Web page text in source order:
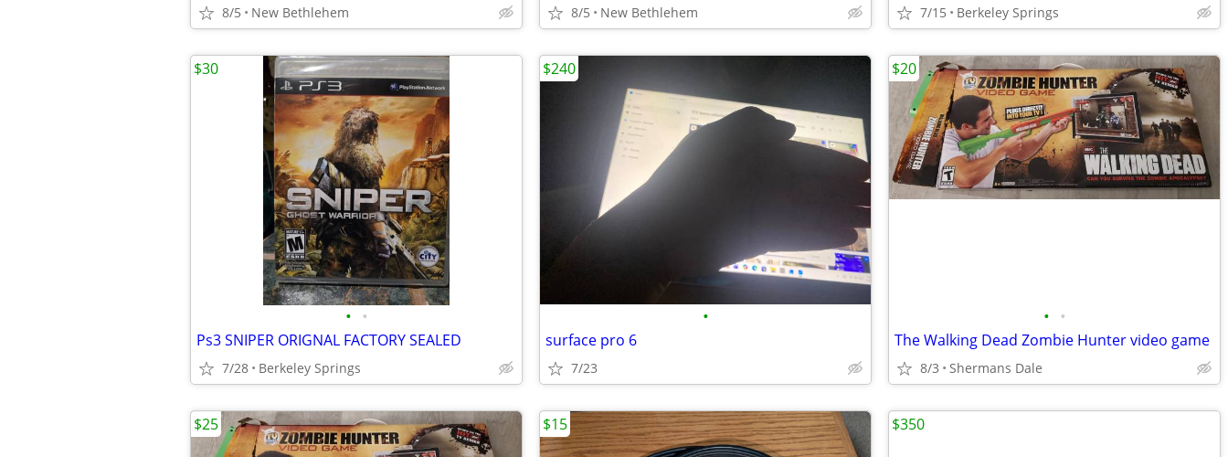
8/5 New Bethlehem 8/5 New Bethlehem 7/15 Berkeley Springs
• •
Ps3 SNIPER ORIGNAL FACTORY SEALED
7/28 Berkeley Springs
$30
•
surface pro 6
7/23
$240
• •
The Walking Dead Zombie Hunter video game
8/3 Shermans Dale
$20
$25 $15 $350